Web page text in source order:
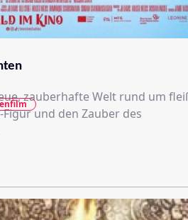
zauberhafte Welt rund um
und den Zauber des